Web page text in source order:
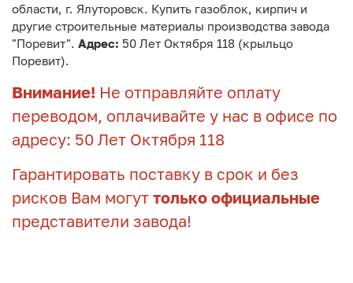
области, г. Ялуторовск. Купить газоблок, кирпич и
другие строительные материалы производства завода
"Поревит". Адрес: 50 Лет Октября 118 (крыльцо
Поревит).
Внимание! Не отправляйте оплату
переводом, оплачивайте у нас в офисе по
адресу: 50 Лет Октября 118
Гарантировать поставку в срок и без
рисков Вам могут только официальные
представители завода!